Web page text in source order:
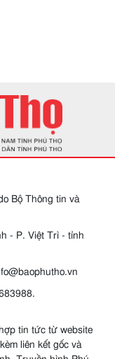
Bộ Thông tin và
- P. Việt Trì - tỉnh
tin tức từ website
liên kết gốc và